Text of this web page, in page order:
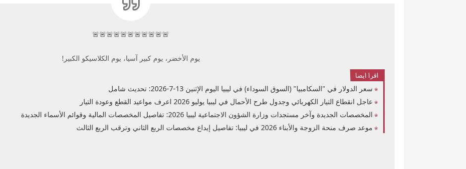
🚨🚨🚨🚨🚨🚨🚨🚨🚨🚨🚨
يوم الأخضر، يوم كبير آسيا، يوم الكلاسيكو الكبير!
اقرا ايضا
سعر الدولار في "السكامبيا" (السوق السوداء) في ليبيا اليوم الإثنين 13-7-2026: تحديث شامل
عاجل انقطاع التيار الكهربائي وجدول طرح الأحمال في ليبيا يوليو 2026 اعرف مواعيد القطع وعودة التيار
المخصصات الجديدة وآخر مستجدات وزارة الشؤون الاجتماعية ليبيا 2026: تفاصيل المخصصات المالية وقوائم الأسماء الجديدة
موعد صرف منحة الزوجة والأبناء 2026 في ليبيا: تفاصيل إيداع مخصصات الربع الثاني وترقب الربع الثالث